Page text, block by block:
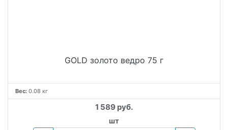
GOLD золото ведро 75 г
Вес: 0.08 кг
1 589 руб.
шт